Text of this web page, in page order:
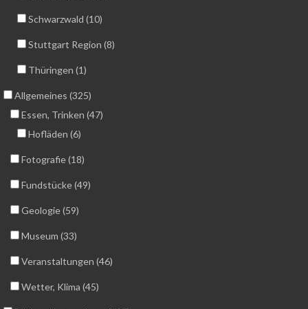
Schwarzwald (10)
Stuttgart Region (8)
Thüringen (1)
Allgemeines (325)
Essen, Trinken (47)
Hofläden (6)
Fotografie (18)
Fundstücke (49)
Geologie (59)
Museum (33)
Veranstaltungen (46)
Wetter, Klima (45)